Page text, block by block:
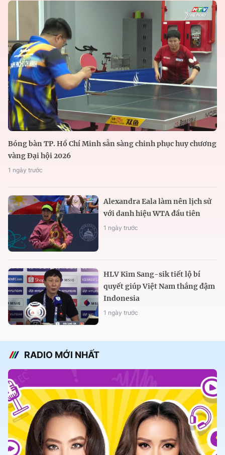
Bóng bàn TP. Hồ Chí Minh sẵn sàng chinh phục huy chương
vàng Đại hội 2026
1 ngày trước
Alexandra Eala làm nên lịch sử
với danh hiệu WTA đầu tiên
1 ngày trước
HLV Kim Sang-sik tiết lộ bí
quyết giúp Việt Nam thắng đậm
Indonesia
1 ngày trước
RADIO MỚI NHẤT